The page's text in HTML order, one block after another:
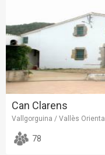
Can Clarens
Vallgorguina / Vallès Oriental
78